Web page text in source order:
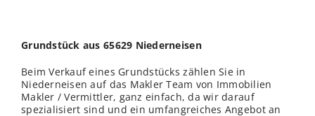
Grundstück aus 65629 Niederneisen
Beim Verkauf eines Grundstücks zählen Sie in
Niederneisen auf das Makler Team von Immobilien
Makler / Vermittler, ganz einfach, da wir darauf
spezialisiert sind und ein umfangreiches Angebot an